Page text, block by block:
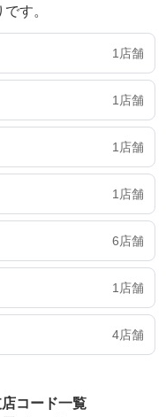
す。
1店舗
1店舗
1店舗
1店舗
6店舗
1店舗
4店舗
コード一覧